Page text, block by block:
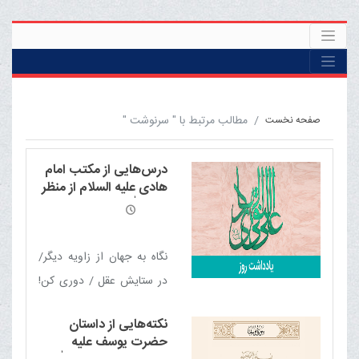
صفحه نخست مطالب مرتبط با " سرنوشت "
درس‌هایی از مکتب امام
هادی علیه السلام از منظر
آیت الله العظمی مکارم
نگاه به جهان از زاویه دیگر/
در ستایش عقل / دوری کن!
مصیبت‌ها / سرچشمه‌ها /
پذیرش اشتباه / سرنوشت
نکته‌هایی از داستان
حضرت یوسف علیه